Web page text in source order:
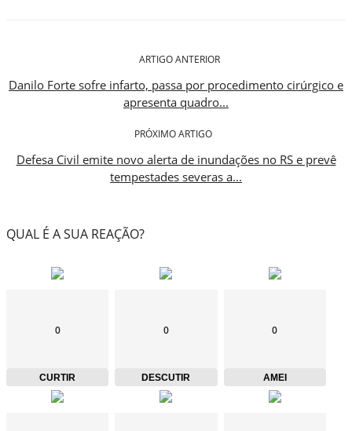
ARTIGO ANTERIOR
Danilo Forte sofre infarto, passa por procedimento cirúrgico e
apresenta quadro...
PRÓXIMO ARTIGO
Defesa Civil emite novo alerta de inundações no RS e prevê
tempestades severas a...
QUAL É A SUA REAÇÃO?
0
CURTIR
0
DESCUTIR
0
AMEI